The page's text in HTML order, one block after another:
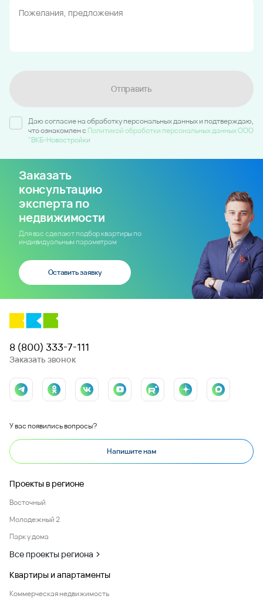
Отправить
Даю согласие на обработку персональных данных и подтверждаю,
что ознакомлен c Политикой обработки персональных данных ООО
"ВКБ-Новостройки
Заказать
консультацию
эксперта по
недвижимости
Для вас сделают подбор квартиры по
индивидуальным параметрам
Оставить заявку
8 (800) 333-7-111
Заказать звонок
У вас появились вопросы?
Напишите нам
Проекты в регионе
Восточный
Молодежный 2
Парк у дома
Все проекты региона
Квартиры и апартаменты
Коммерческая недвижимость